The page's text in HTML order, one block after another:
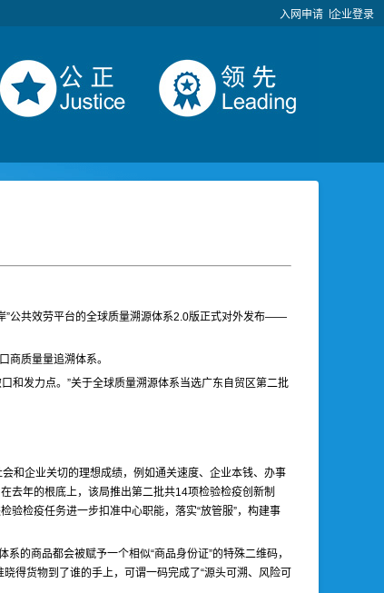
入网申请 企业登录
”公共效劳平台的全球质量溯源体系2.0版正式对外发布——
商质量量追溯体系。
和发力点。”关于全球质量溯源体系当选广东自贸区第二批
和企业关切的理想成绩，例如通关速度、企业本钱、办事
去年的根底上，该局推出第二批共14项检验检疫创新制
验检疫任务进一步扣准中心职能，落实“放管服”，构建事
的商品都会被赋予一个相似“商品身份证”的特殊二维码，
得货物到了谁的手上，可谓一码完成了“源头可溯、风险可